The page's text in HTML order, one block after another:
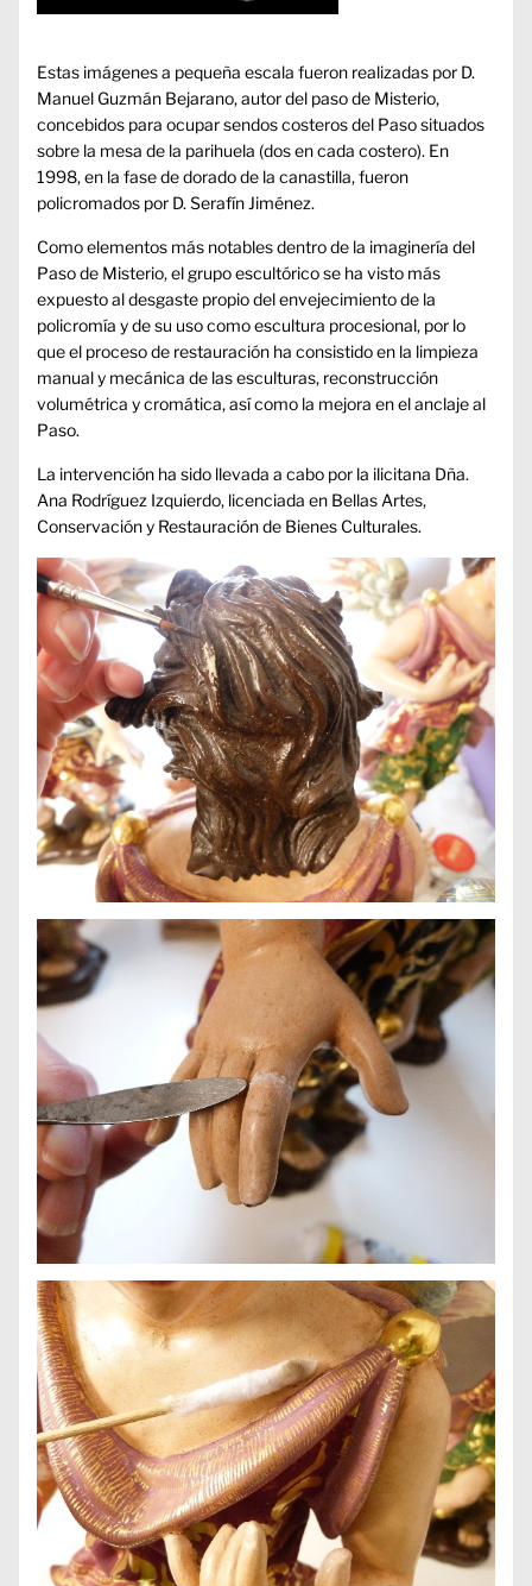
Estas imágenes a pequeña escala fueron realizadas por D.
Manuel Guzmán Bejarano, autor del paso de Misterio,
concebidos para ocupar sendos costeros del Paso situados
sobre la mesa de la parihuela (dos en cada costero). En
1998, en la fase de dorado de la canastilla, fueron
policromados por D. Serafín Jiménez.
Como elementos más notables dentro de la imaginería del
Paso de Misterio, el grupo escultórico se ha visto más
expuesto al desgaste propio del envejecimiento de la
policromía y de su uso como escultura procesional, por lo
que el proceso de restauración ha consistido en la limpieza
manual y mecánica de las esculturas, reconstrucción
volumétrica y cromática, así como la mejora en el anclaje al
Paso.
La intervención ha sido llevada a cabo por la ilicitana Dña.
Ana Rodríguez Izquierdo, licenciada en Bellas Artes,
Conservación y Restauración de Bienes Culturales.